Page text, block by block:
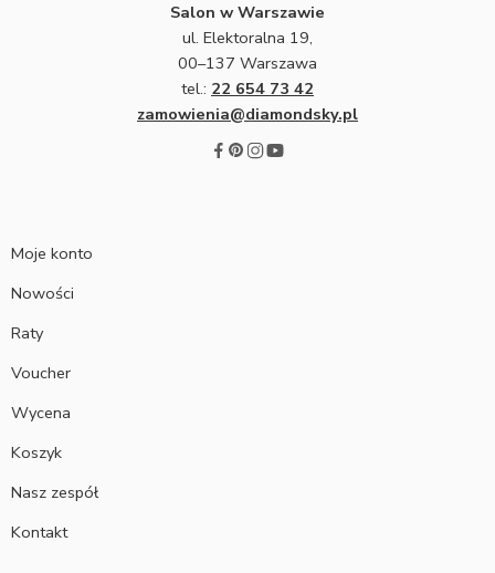
Salon w Warszawie
ul. Elektoralna 19,
00–137 Warszawa
tel.: 22 654 73 42
zamowienia@diamondsky.pl
Moje konto
Nowości
Raty
Voucher
Wycena
Koszyk
Nasz zespół
Kontakt